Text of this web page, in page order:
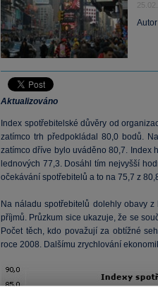
Aktualizováno
Index spotřebitelské důvěry od
zatímco trh předpokládal 80,0 bodů.
zatímco dříve bylo uváděno 80,7. Index
lednových 77,3. Dosáhl tím nejvyšší
očekávání spotřebitelů a to na 75,7 z
Na náladu spotřebitelů dolehly obavy
příjmů. Průzkum sice ukazuje, že se
Počet těch, kdo považují za obtížné
roce 2008. Dalšímu zrychlování